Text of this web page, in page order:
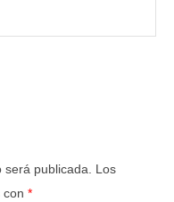
publicada.
Los
con *